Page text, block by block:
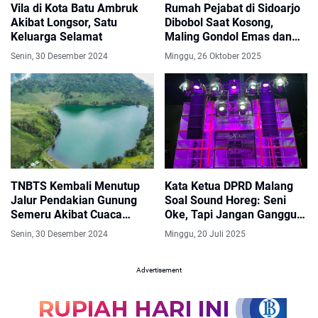
Vila di Kota Batu Ambruk
Akibat Longsor, Satu
Keluarga Selamat
Senin, 30 Desember 2024
Rumah Pejabat di Sidoarjo
Dibobol Saat Kosong,
Maling Gondol Emas dan
Berlian Bernilai Fantastis
Minggu, 26 Oktober 2025
TNBTS Kembali Menutup
Jalur Pendakian Gunung
Semeru Akibat Cuaca
Ekstrem
Senin, 30 Desember 2024
Kata Ketua DPRD Malang
Soal Sound Horeg: Seni
Oke, Tapi Jangan Ganggu
Warga
Minggu, 20 Juli 2025
Advertisement